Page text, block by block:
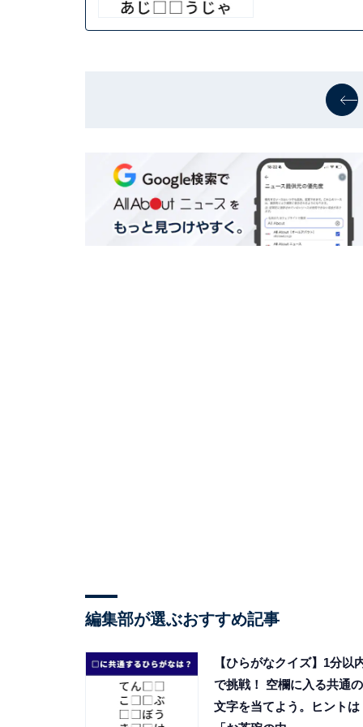
編集部が選ぶおすすめ記事
【ひらがなクイズ】1分以
で挑戦！ 空欄に入る共通
文字を当てよう。ヒントは